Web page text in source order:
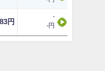
円
-
-円